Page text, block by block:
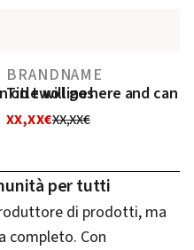
on two lines
BRANDNAME
Title will go here and can
XX,XX€XX,XX€
per tutti
di prodotti, ma
completo. Con